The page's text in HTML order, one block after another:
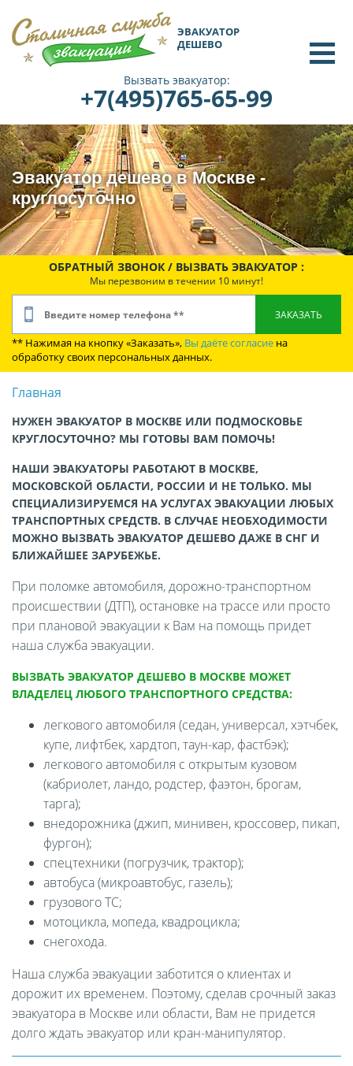
ЭВАКУАТОР
ДЕШЕВО
Вызвать эвакуатор:
+7(495)765-65-99
Эвакуатор дешево в Москве -
круглосуточно
ОБРАТНЫЙ ЗВОНОК / ВЫЗВАТЬ ЭВАКУАТОР :
Мы перезвоним в течении 10 минут!
** Нажимая на кнопку «Заказать», Вы даёте согласие на
обработку своих персональных данных.
Главная
НУЖЕН ЭВАКУАТОР В МОСКВЕ ИЛИ ПОДМОСКОВЬЕ
КРУГЛОСУТОЧНО? МЫ ГОТОВЫ ВАМ ПОМОЧЬ!
НАШИ ЭВАКУАТОРЫ РАБОТАЮТ В МОСКВЕ,
МОСКОВСКОЙ ОБЛАСТИ, РОССИИ И НЕ ТОЛЬКО. МЫ
СПЕЦИАЛИЗИРУЕМСЯ НА УСЛУГАХ ЭВАКУАЦИИ ЛЮБЫХ
ТРАНСПОРТНЫХ СРЕДСТВ. В СЛУЧАЕ НЕОБХОДИМОСТИ
МОЖНО ВЫЗВАТЬ ЭВАКУАТОР ДЕШЕВО ДАЖЕ В СНГ И
БЛИЖАЙШЕЕ ЗАРУБЕЖЬЕ.
При поломке автомобиля, дорожно-транспортном
происшествии (ДТП), остановке на трассе или просто
при плановой эвакуации к Вам на помощь придет
наша служба эвакуации.
ВЫЗВАТЬ ЭВАКУАТОР ДЕШЕВО В МОСКВЕ МОЖЕТ
ВЛАДЕЛЕЦ ЛЮБОГО ТРАНСПОРТНОГО СРЕДСТВА:
легкового автомобиля (седан, универсал, хэтчбек,
купе, лифтбек, хардтоп, таун-кар, фастбэк);
легкового автомобиля с открытым кузовом
(кабриолет, ландо, родстер, фаэтон, брогам,
тарга);
внедорожника (джип, минивен, кроссовер, пикап,
фургон);
спецтехники (погрузчик, трактор);
автобуса (микроавтобус, газель);
грузового ТС;
мотоцикла, мопеда, квадроцикла;
снегохода.
Наша служба эвакуации заботится о клиентах и
дорожит их временем. Поэтому, сделав срочный заказ
эвакуатора в Москве или области, Вам не придется
долго ждать эвакуатор или кран-манипулятор.